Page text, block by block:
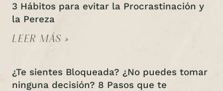
3 Hábitos para evitar la Procrastinación y
la Pereza
LEER MÁS »
¿Te sientes Bloqueada? ¿No puedes tomar
ninguna decisión? 8 Pasos que te